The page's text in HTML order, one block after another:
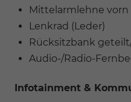
Mittelarmlehne vorn
Lenkrad (Leder)
Rücksitzbank
Audio-/Radio-
Infotainment &